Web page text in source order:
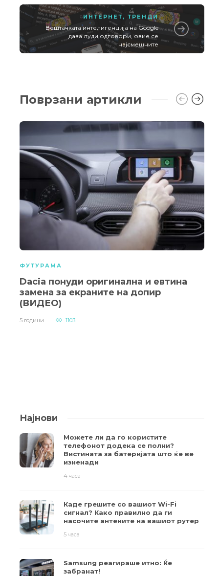
ИНТЕРНЕТ, ТРЕНДИ
Вештачката интелигенција на Google
дава луди одговори, овие се
најсмешните
Поврзани артикли
ФУТУРАМА
Dacia понуди оригинална и евтина
замена за екраните на допир
(ВИДЕО)
5 години 1103
Најнови
Можете ли да го користите
телефонот додека се полни?
Вистината за батеријата што ќе ве
изненади
4 часа
Каде грешите со вашиот Wi-Fi
сигнал? Како правилно да ги
насочите антените на вашиот рутер
5 часа
Samsung реагираше итно: Ќе
забранат!